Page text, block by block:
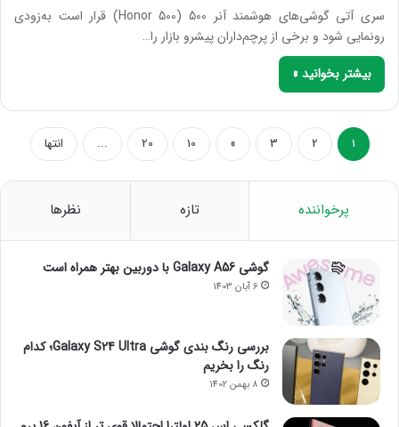
سری آتی گوشی‌های هوشمند آنر 500 (Honor 500) قرار است به‌زودی
رونمایی شود و برخی از پرچم‌داران پیشرو بازار را…
بیشتر بخوانید »
1
2
3
»
10
20
... انتها
پرخواننده تازه نظرها
گوشی Galaxy A56 با دوربین بهتر همراه است
6 آبان 1403
بررسی رنگ بندی گوشی Galaxy S24 Ultra؛ کدام
رنگ را بخریم
8 بهمن 1402